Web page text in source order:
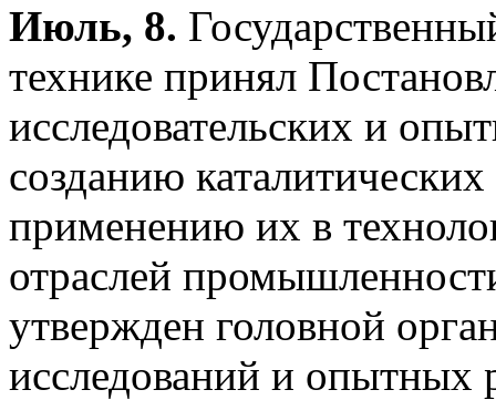
Июль, 8.
технике принял
исследовательских и
созданию
применению их в
отраслей
утвержден головной
исследований и опытных